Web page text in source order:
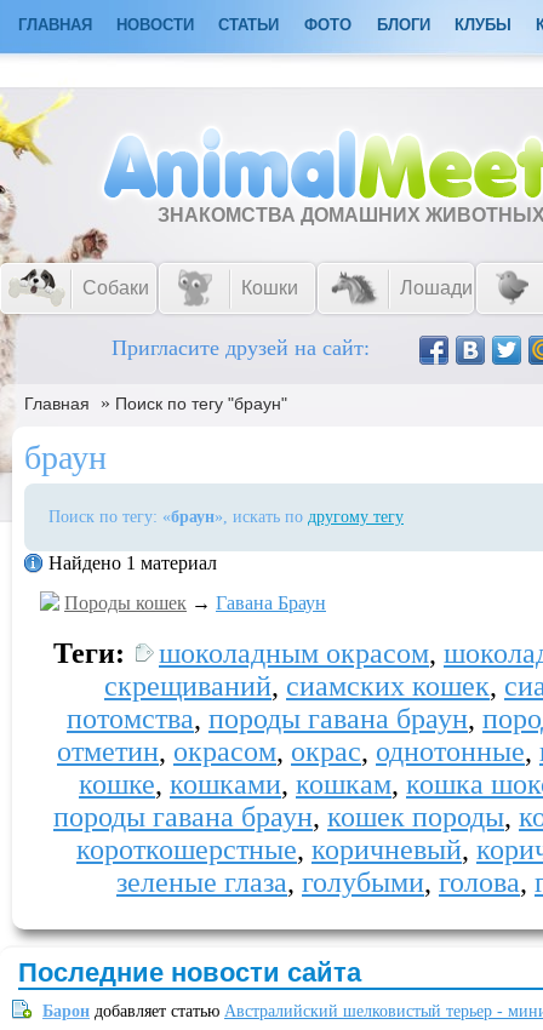
ГЛАВНАЯ НОВОСТИ СТАТЬИ ФОТО БЛОГИ КЛУБЫ
ЗНАКОМСТВА ДОМАШНИХ
Собаки Кошки Лошади
Пригласите друзей на сайт:
Главная » Поиск по тегу "браун"
браун
Поиск по тегу: «браун», искать по другому тегу
Найдено 1 материал
Породы кошек → Гавана Браун
Теги: шоколадным окрасом,
скрещиваний, сиамских кошек,
потомства, породы гавана браун,
отметин, окрасом, окрас, однотонные,
кошке, кошками, кошкам, кошка
породы гавана браун, кошек породы,
короткошерстные, коричневый,
зеленые глаза, голубыми, голова,
Последние новости сайта
Барон добавляет статью Австралийский шелковистый терьер -